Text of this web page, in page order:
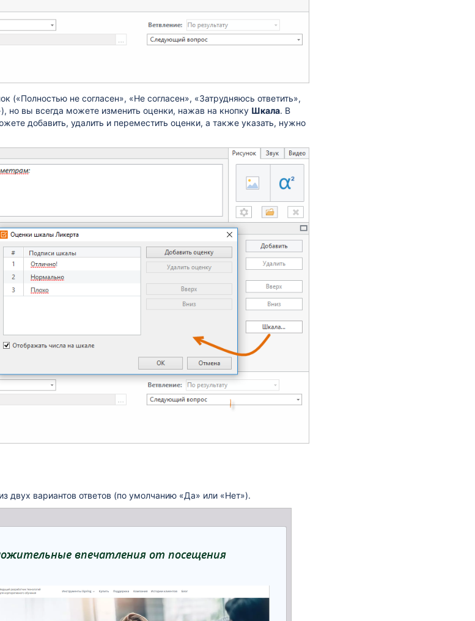
(«Полностью не согласен», «Не согласен», «Затрудняюсь ответить»,
но вы всегда можете изменить оценки, нажав на кнопку Шкала. В
добавить, удалить и переместить оценки, а также указать, нужно
двух вариантов ответов (по умолчанию «Да» или «Нет»).